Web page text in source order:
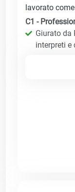
lavorato
C1 -
Giurato da
interpreti e